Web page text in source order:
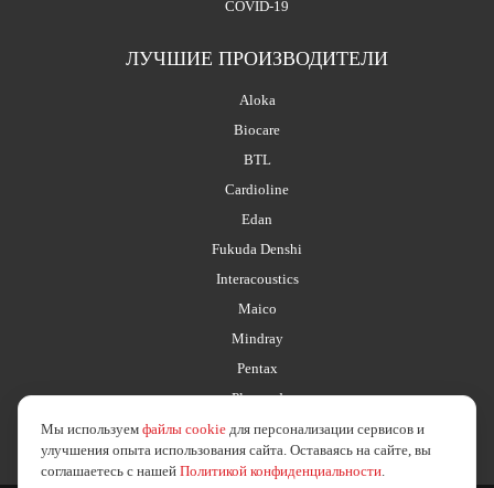
COVID-19
ЛУЧШИЕ ПРОИЗВОДИТЕЛИ
Aloka
Biocare
BTL
Cardioline
Edan
Fukuda Denshi
Interacoustics
Maico
Mindray
Pentax
Planmed
Мы используем файлы cookie для персонализации сервисов и
улучшения опыта использования сайта. Оставаясь на сайте, вы
соглашаетесь с нашей Политикой конфиденциальности.